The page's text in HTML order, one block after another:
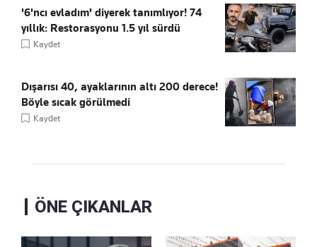
'6'ncı evladım' diyerek tanımlıyor! 74
yıllık: Restorasyonu 1.5 yıl sürdü
Kaydet
Dışarısı 40, ayaklarının altı 200 derece!
Böyle sıcak görülmedi
Kaydet
ÖNE ÇIKANLAR